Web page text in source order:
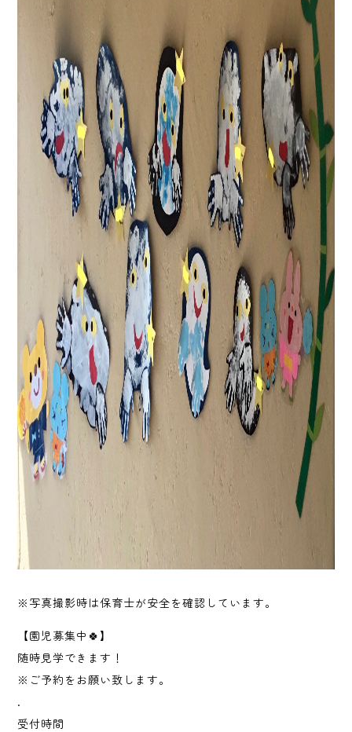
※写真撮影時は保育士が安全を確認しています。
‎【園児募集中🍀】 ‎
‎随時見学できます！ ‎
‎※ご予約をお願い致します。 ‎
‎. ‎
‎受付時間‎